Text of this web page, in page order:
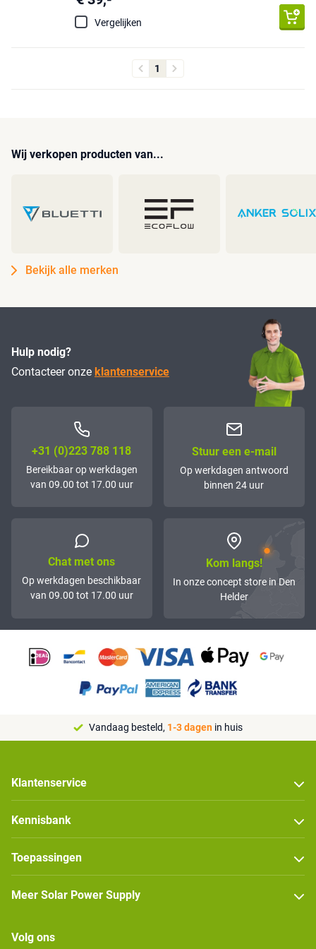
Vergelijken
1
Wij verkopen producten van...
Bekijk alle merken
Hulp nodig?
Contacteer onze klantenservice
+31 (0)223 788 118
Bereikbaar op werkdagen
van 09.00 tot 17.00 uur
Stuur een e-mail
Op werkdagen antwoord
binnen 24 uur
Chat met ons
Op werkdagen beschikbaar
van 09.00 tot 17.00 uur
Kom langs!
In onze concept store in Den
Helder
Vandaag besteld, 1-3 dagen in huis
Klantenservice
Kennisbank
Toepassingen
Meer Solar Power Supply
Volg ons